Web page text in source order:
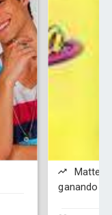
Matteo
ganando